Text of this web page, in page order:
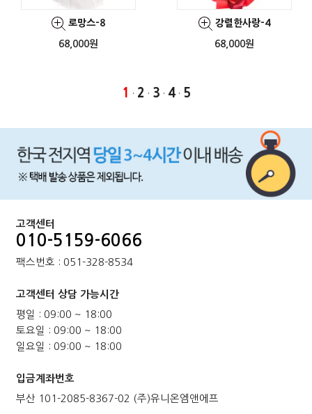
로망스-8
68,000원
강렬한사랑-4
68,000원
1 · 2 · 3 · 4· 5
고객센터
010-5159-6066
팩스번호 : 051-328-8534
고객센터 상담 가능시간
평일 : 09:00 ~ 18:00
토요일 : 09:00 ~ 18:00
일요일 : 09:00 ~ 18:00
입금계좌번호
부산 101-2085-8367-02 (주)유니온엠앤에프